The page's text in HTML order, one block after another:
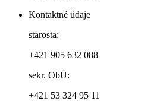
Kontaktné údaje
starosta:
+421 905 632 088
sekr. ObÚ:
+421 53 324 95 11